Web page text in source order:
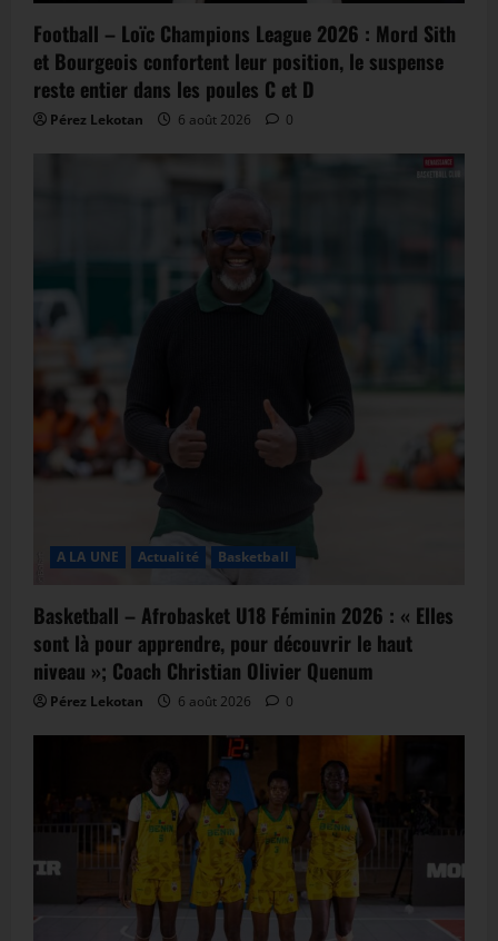
Football – Loïc Champions League 2026 : Mord Sith
et Bourgeois confortent leur position, le suspense
reste entier dans les poules C et D
Pérez Lekotan 6 août 2026 0
A LA UNE Actualité Basketball
Basketball – Afrobasket U18 Féminin 2026 : « Elles
sont là pour apprendre, pour découvrir le haut
niveau »; Coach Christian Olivier Quenum
Pérez Lekotan 6 août 2026 0